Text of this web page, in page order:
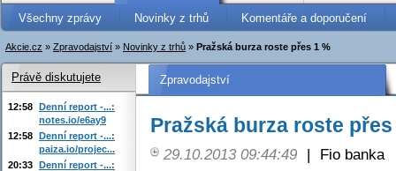
Všechny zprávy Novinky z trhů Komentáře a doporučení
Akcie.cz » Zpravodajství » Novinky z trhů » Pražská burza roste přes 1 %
Zpravodajství
Pražská burza roste přes
29.10.2013 09:44:49 |
Fio banka
Právě diskutujete
12:58 Denní report -...:
notes.io/e6ay9
12:58 Denní report -...:
paiza.io/projec...
20:33 Denní report -...: